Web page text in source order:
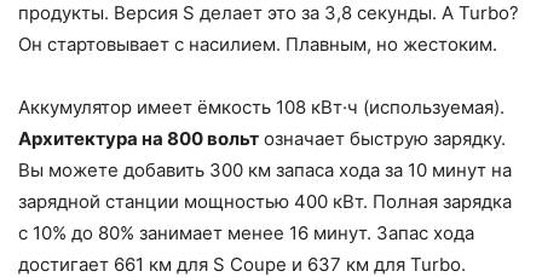
продукты. Версия S делает это за 3,8 секунды. А Turbo?
Он стартовывает с насилием. Плавным, но жестоким.
Аккумулятор имеет ёмкость 108 кВт·ч (используемая).
Архитектура на 800 вольт означает быструю зарядку.
Вы можете добавить 300 км запаса хода за 10 минут на
зарядной станции мощностью 400 кВт. Полная зарядка
с 10% до 80% занимает менее 16 минут. Запас хода
достигает 661 км для S Coupe и 637 км для Turbo.